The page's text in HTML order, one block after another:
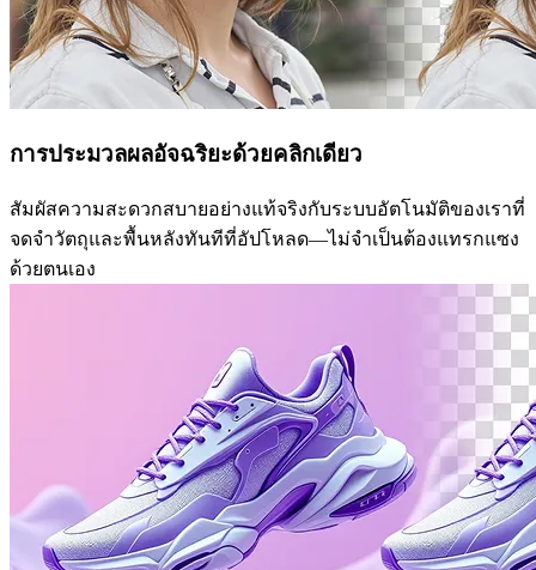
การประมวลผลอัจฉริยะด้วยคลิกเดียว
สัมผัสความสะดวกสบายอย่างแท้จริงกับระบบอัตโนมัติของเราที่
จดจำวัตถุและพื้นหลังทันทีที่อัปโหลด—ไม่จำเป็นต้องแทรกแซง
ด้วยตนเอง